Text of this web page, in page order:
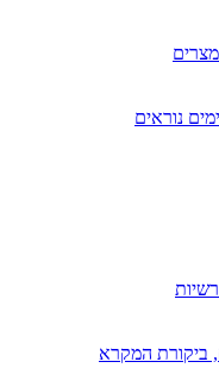
נוראים
ביקורת המקרא